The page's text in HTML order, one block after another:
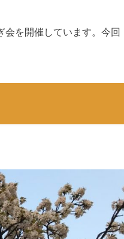
会を開催しています。今回